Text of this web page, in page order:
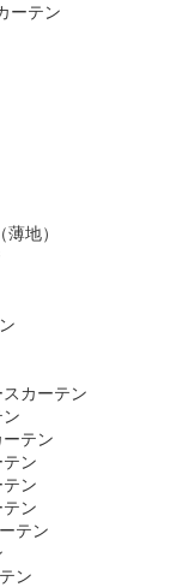
ーテン
地）
カーテン
テン
ン
ン
ン
テン
ン